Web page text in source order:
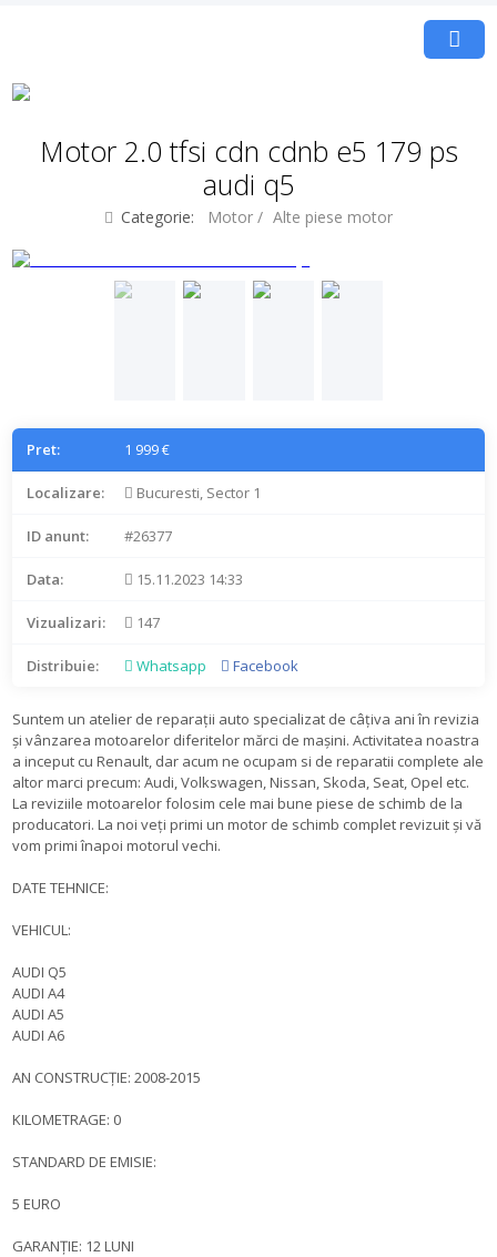
Motor 2.0 tfsi cdn cdnb e5 179 ps
audi q5
Categorie: Motor / Alte piese motor
Pret: 1 999 €
Localizare: Bucuresti, Sector 1
ID anunt: #26377
Data: 15.11.2023 14:33
Vizualizari: 147
Distribuie: Whatsapp Facebook
Suntem un atelier de reparații auto specializat de câțiva ani în revizia
și vânzarea motoarelor diferitelor mărci de mașini. Activitatea noastra
a inceput cu Renault, dar acum ne ocupam si de reparatii complete ale
altor marci precum: Audi, Volkswagen, Nissan, Skoda, Seat, Opel etc.
La reviziile motoarelor folosim cele mai bune piese de schimb de la
producatori. La noi veți primi un motor de schimb complet revizuit și vă
vom primi înapoi motorul vechi.
DATE TEHNICE:
VEHICUL:
AUDI Q5
AUDI A4
AUDI A5
AUDI A6
AN CONSTRUCȚIE: 2008-2015
KILOMETRAGE: 0
STANDARD DE EMISIE:
5 EURO
GARANȚIE: 12 LUNI